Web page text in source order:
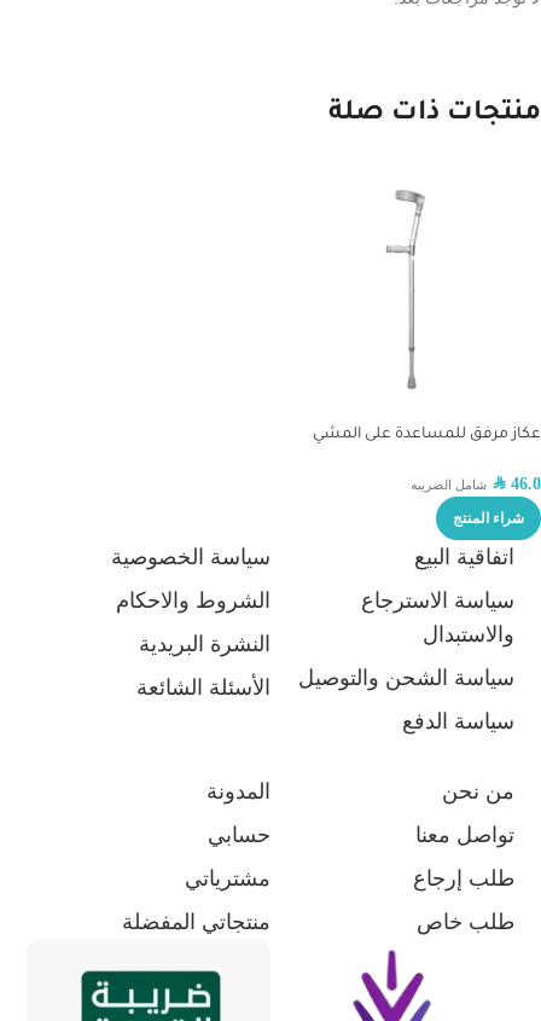
منتجات ذات صلة
عكاز مرفق للمساعدة على المشي
SAR 46.0 شامل الضريبه
شراء المنتج
اتفاقية البيع
سياسة الاسترجاع
والاستبدال
سياسة الشحن والتوصيل
سياسة الدفع
سياسة الخصوصية
الشروط والاحكام
النشرة البريدية
الأسئلة الشائعة
من نحن
تواصل معنا
طلب إرجاع
طلب خاص
المدونة
حسابي
مشترياتي
منتجاتي المفضلة